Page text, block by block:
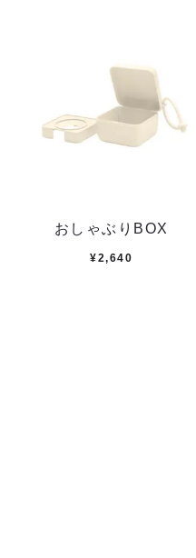
おしゃぶりBOX
¥2,640